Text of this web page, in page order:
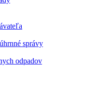
správy
odpadov